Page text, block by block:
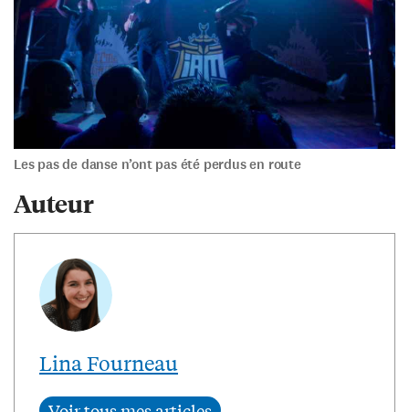
Les pas de danse n’ont pas été perdus en route
Auteur
Lina Fourneau